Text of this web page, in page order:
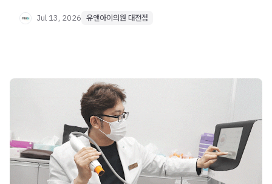
확인해보세요.
Jul 13, 2026 유앤아이의원 대전점